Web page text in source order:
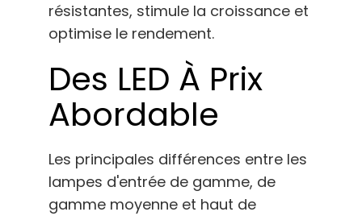
résistantes, stimule la croissance et
optimise le rendement.
Des LED À Prix
Abordable
Les principales différences entre les
lampes d'entrée de gamme, de
gamme moyenne et haut de